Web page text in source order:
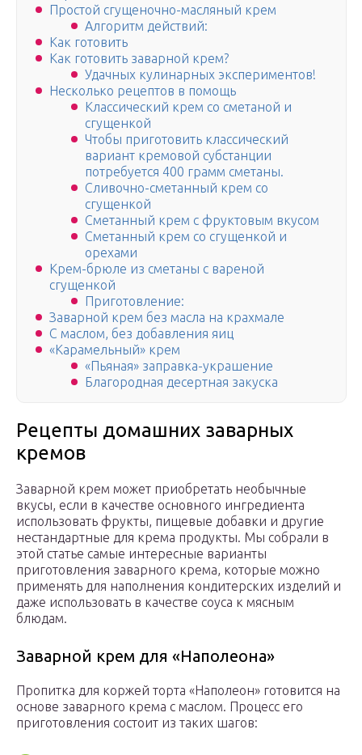
Простой сгущеночно-масляный крем
Алгоритм действий:
Как готовить
Как готовить заварной крем?
Удачных кулинарных экспериментов!
Несколько рецептов в помощь
Классический крем со сметаной и
сгущенкой
Чтобы приготовить классический
вариант кремовой субстанции
потребуется 400 грамм сметаны.
Сливочно-сметанный крем со
сгущенкой
Сметанный крем с фруктовым вкусом
Сметанный крем со сгущенкой и
орехами
Крем-брюле из сметаны с вареной
сгущенкой
Приготовление:
Заварной крем без масла на крахмале
С маслом, без добавления яиц
«Карамельный» крем
«Пьяная» заправка-украшение
Благородная десертная закуска
Рецепты домашних заварных
кремов
Заварной крем может приобретать необычные
вкусы, если в качестве основного ингредиента
использовать фрукты, пищевые добавки и другие
нестандартные для крема продукты. Мы собрали в
этой статье самые интересные варианты
приготовления заварного крема, которые можно
применять для наполнения кондитерских изделий и
даже использовать в качестве соуса к мясным
блюдам.
Заварной крем для «Наполеона»
Пропитка для коржей торта «Наполеон» готовится на
основе заварного крема с маслом. Процесс его
приготовления состоит из таких шагов: